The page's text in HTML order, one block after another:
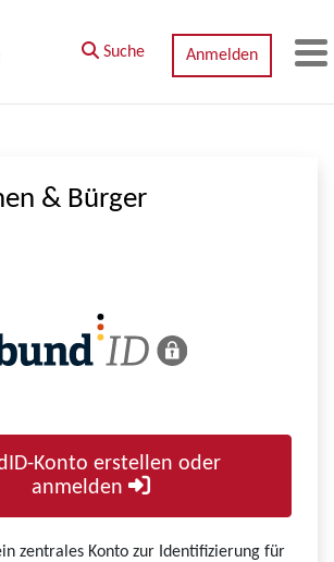
Suche Anmelden
& Bürger
Konto erstellen oder
anmelden
zentrales Konto zur Identifizierung für